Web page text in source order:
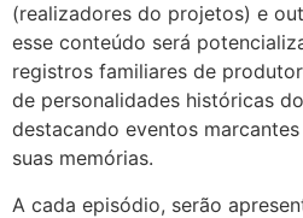
(realizadores do projetos) e
esse conteúdo será
registros familiares de
de personalidades históricas
destacando eventos
suas memórias.
A cada episódio, serão